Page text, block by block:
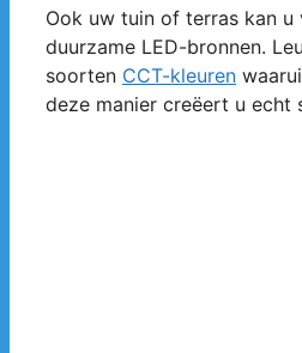
Ook uw tuin of terras kan u
duurzame LED-bronnen.
soorten CCT-kleuren
deze manier creëert u echt